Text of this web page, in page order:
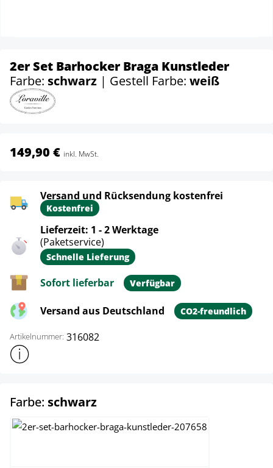
2er Set Barhocker Braga Kunstleder
Farbe: schwarz | Gestell Farbe: weiß
149,90 € inkl. MwSt.
Versand und Rücksendung kostenfrei
Kostenfrei
Lieferzeit: 1 - 2 Werktage
(Paketservice)
Schnelle Lieferung
Sofort lieferbar Verfügbar
Versand aus Deutschland CO2-freundlich
Artikelnummer: 316082
Weitere Produktinformationen anzeigen
Farbe: schwarzauswählen